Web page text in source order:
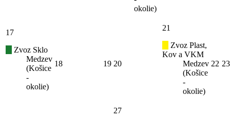
okolie)
17
Zvoz Sklo
Medzev
(Košice
-
okolie)
18 19 20
21
Zvoz Plast,
Kov a VKM
Medzev
(Košice
-
okolie)
22 23
27